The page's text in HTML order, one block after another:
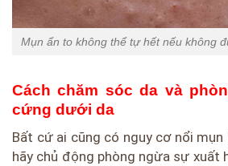
Mụn ẩn to không thể tự hết nếu không
Cách chăm sóc da và
cứng dưới da
Bất cứ ai cũng có nguy cơ nổi mụn
hãy chủ động phòng ngừa sự xuất